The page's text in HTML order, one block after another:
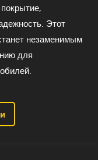
Этот
незаменимым
для